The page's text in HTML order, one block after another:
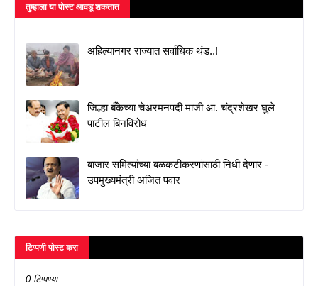
तुम्‍हाला या पोस्‍ट आवडू शकतात
अहिल्यानगर राज्यात सर्वाधिक थंड..!
जिल्हा बँकेच्या चेअरमनपदी माजी आ. चंद्रशेखर घुले
पाटील बिनविरोध
बाजार समित्यांच्या बळकटीकरणांसाठी निधी देणार -
उपमुख्यमंत्री अजित पवार
टिप्पणी पोस्ट करा
0 टिप्पण्या